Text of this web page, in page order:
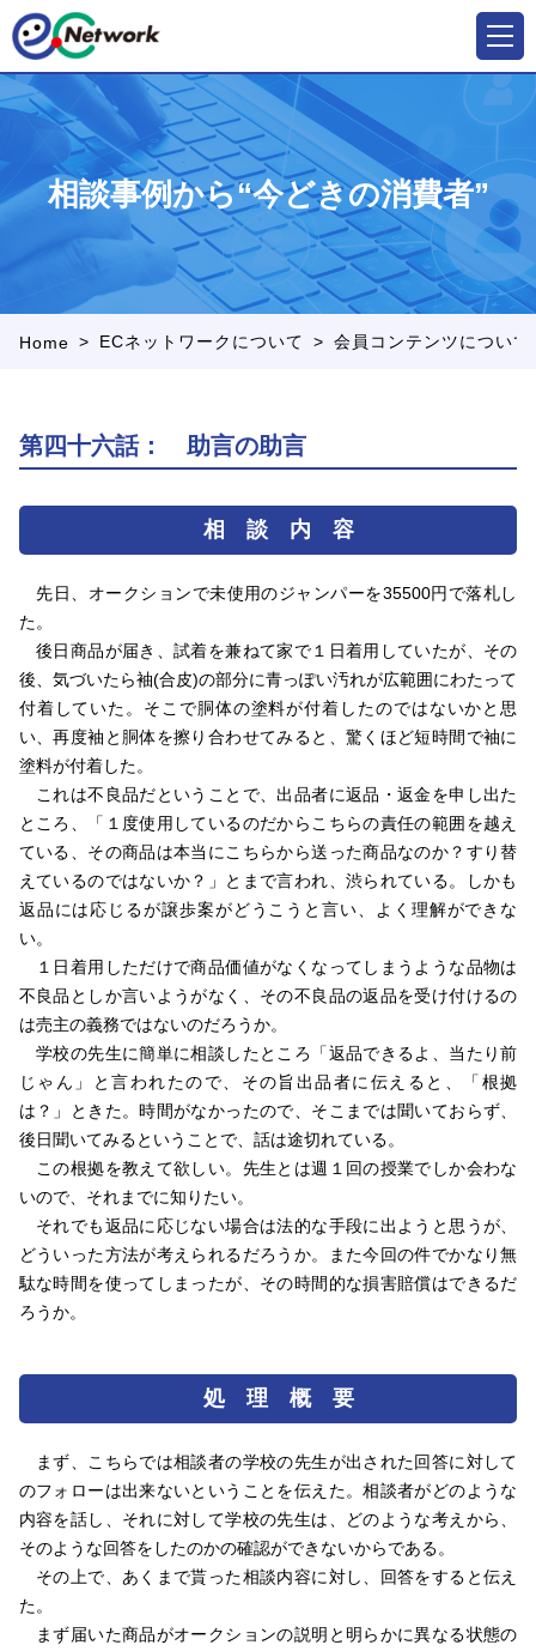
相談事例から“今どきの消費者”
Home > ECネットワークについて > 会員コンテンツについて
第四十六話： 助言の助言
相 談 内 容
先日、オークションで未使用のジャンパーを35500円で落札し
た。
後日商品が届き、試着を兼ねて家で１日着用していたが、その
後、気づいたら袖(合皮)の部分に青っぽい汚れが広範囲にわたって
付着していた。そこで胴体の塗料が付着したのではないかと思
い、再度袖と胴体を擦り合わせてみると、驚くほど短時間で袖に
塗料が付着した。
これは不良品だということで、出品者に返品・返金を申し出た
ところ、「１度使用しているのだからこちらの責任の範囲を越え
ている、その商品は本当にこちらから送った商品なのか？すり替
えているのではないか？」とまで言われ、渋られている。しかも
返品には応じるが譲歩案がどうこうと言い、よく理解ができな
い。
１日着用しただけで商品価値がなくなってしまうような品物は
不良品としか言いようがなく、その不良品の返品を受け付けるの
は売主の義務ではないのだろうか。
学校の先生に簡単に相談したところ「返品できるよ、当たり前
じゃん」と言われたので、その旨出品者に伝えると、「根拠
は？」ときた。時間がなかったので、そこまでは聞いておらず、
後日聞いてみるということで、話は途切れている。
この根拠を教えて欲しい。先生とは週１回の授業でしか会わな
いので、それまでに知りたい。
それでも返品に応じない場合は法的な手段に出ようと思うが、
どういった方法が考えられるだろうか。また今回の件でかなり無
駄な時間を使ってしまったが、その時間的な損害賠償はできるだ
ろうか。
処 理 概 要
まず、こちらでは相談者の学校の先生が出された回答に対して
のフォローは出来ないということを伝えた。相談者がどのような
内容を話し、それに対して学校の先生は、どのような考えから、
そのような回答をしたのかの確認ができないからである。
その上で、あくまで貰った相談内容に対し、回答をすると伝え
た。
まず届いた商品がオークションの説明と明らかに異なる状態の